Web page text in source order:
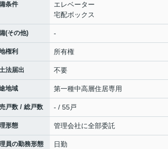
条件
エレベーター
宅配ボックス
(その他) -
権利 所有権
法届出 不要
地域 第一種中高層住居専用
戸数 / 総戸数 - / 55戸
形態 管理会社に全部委託
員の勤務形態 日勤